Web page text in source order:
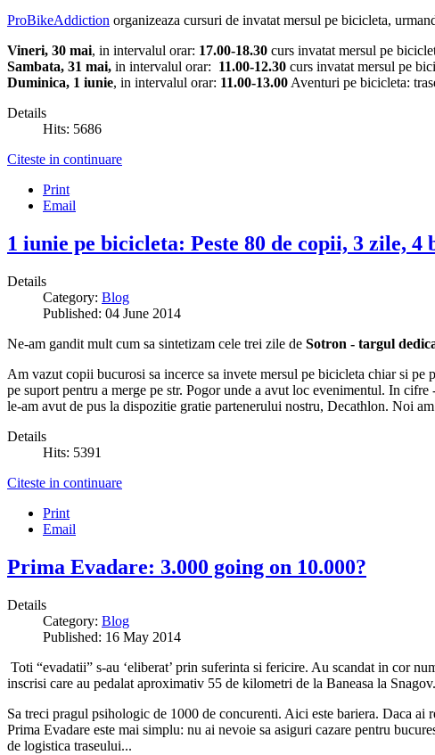
ProBikeAddiction organizeaza cursuri de invatat mersul pe bicicleta,
Vineri, 30 mai, in intervalul orar: 17.00-18.30 curs invatat mersul pe
Sambata, 31 mai, in intervalul orar: 11.00-12.30 curs invatat mersul pe
Duminica, 1 iunie, in intervalul orar: 11.00-13.00Aventuri pe bicicleta:
Details
Hits: 5686
Citeste in continuare
Print
Email
1 iunie pe bicicleta: Peste 80 de copii, 3 zile, 4
Details
Category: Blog
Published: 04 June 2014
Ne-am gandit mult cum sa sintetizam cele trei zile de Sotron - targul
Am vazut copii bucurosi sa incerce sa invete mersul pe bicicleta chiar si
pe suport pentru a merge pe str. Pogor unde a avut loc evenimentul. In cifre
le-am avut de pus la dispozitie gratie partenerului nostru, Decathlon. Noi
Details
Hits: 5391
Citeste in continuare
Print
Email
Prima Evadare: 3.000 going on 10.000?
Details
Category: Blog
Published: 16 May 2014
Toti “evadatii” s-au ‘eliberat’ prin suferinta si fericire. Au scandat in cor
inscrisi care au pedalat aproximativ 55 de kilometri de la Baneasa la
Sa treci pragul psihologic de 1000 de concurenti. Aici este bariera. Daca ai
Prima Evadare este mai simplu: nu ai nevoie sa asiguri cazare pentru
de logistica traseului...